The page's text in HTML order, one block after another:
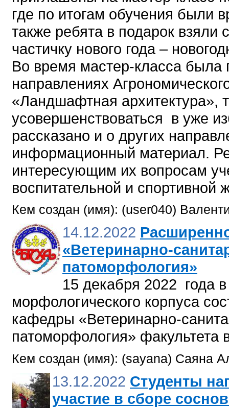
где по итогам обучения были
также ребята в подарок
частичку нового года –
Во время мастер-класса была
направлениях
«Ландшафтная архитектура»,
усовершенствоваться в уже
рассказано и о других
информационный материал.
интересующим их вопросам
воспитательной и спортивной
Кем создан (имя): (user040)
14.12.2022
«Ветеринарно-
патоморфология»
15 декабря 2022 года
морфологического корпуса
кафедры «Ветеринарно-
патоморфология» факультета
Кем создан (имя): (sayana) Саяна
13.12.2022 Студенты
участие в сборе